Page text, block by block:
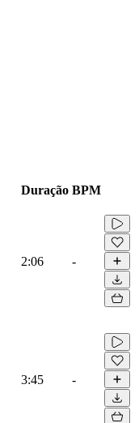
Duração BPM
2:06 -
3:45 -